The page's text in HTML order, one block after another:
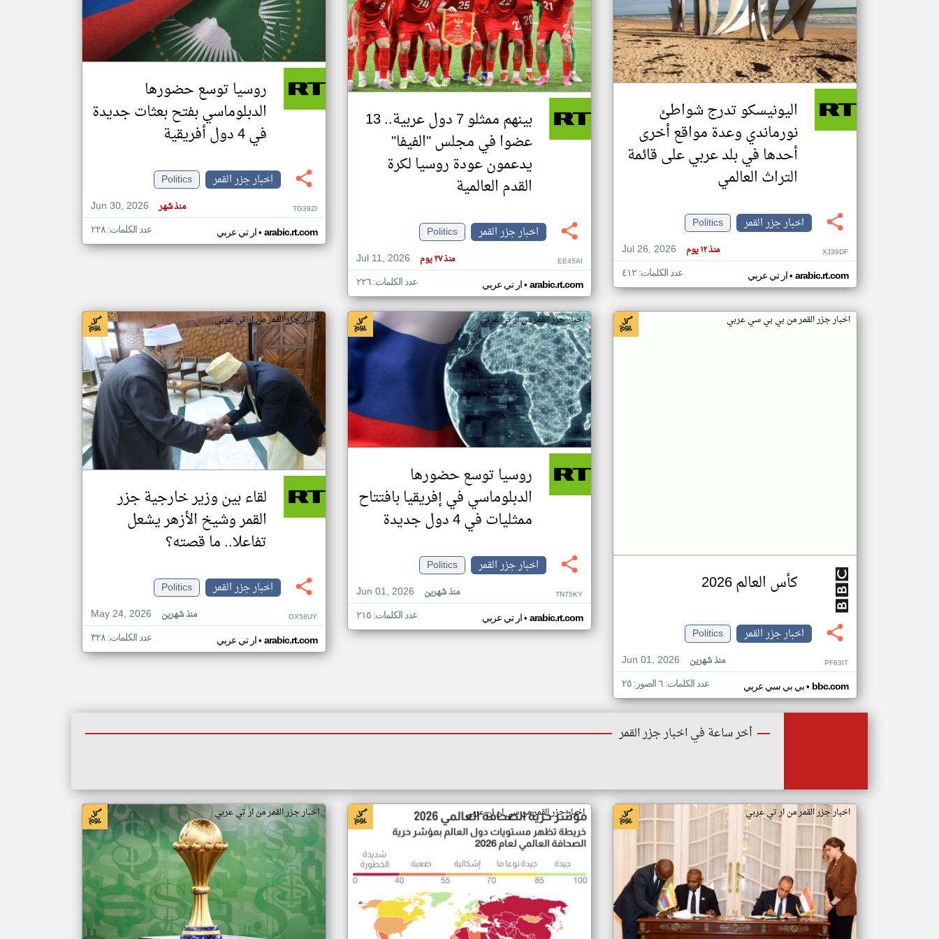
تغيير الدولة
اخبار جزر القمر على مدار الساعة
أهم اخبار جزر القمر العاجلة والمباشرة
اليونيسكو تدرج شواطئ
نورماندي وعدة مواقع أخرى
أحدها في بلد عربي على قائمة
التراث العالمي
اخبار جزر القمر
Politics
Jul 26, 2026
منذ ١٢ يوم XJ39DF
ار تي عربي• arabic.rt.com عدد الكلمات: ٤١٢
بينهم ممثلو 7 دول عربية.. 13
عضوا في مجلس "الفيفا"
يدعمون عودة روسيا لكرة
القدم العالمية
اخبار جزر القمر
Politics
Jul 11, 2026
منذ ٢٧ يوم EE45AI
ار تي عربي• arabic.rt.com عدد الكلمات: ٢٢٦
روسيا توسع حضورها
الدبلوماسي بفتح بعثات جديدة
في 4 دول أفريقية
اخبار جزر القمر
Politics
Jun 30, 2026
منذ شهر TG39ZI
ار تي عربي• arabic.rt.com عدد الكلمات: ٢٢٨
اخبار جزر القمر من بي بي سي عربي
كأس العالم 2026
اخبار جزر القمر
Politics
Jun 01, 2026
منذ شهرين PF63IT
بي بي سي عربي• bbc.com عدد الكلمات: ٦ الصور: ٢٥
اخبار جزر القمر من ار تي عربي
روسيا توسع حضورها
الدبلوماسي في إفريقيا بافتتاح
ممثليات في 4 دول جديدة
اخبار جزر القمر
Politics
Jun 01, 2026
منذ شهرين TN75KY
ار تي عربي• arabic.rt.com عدد الكلمات: ٢١٥
اخبار جزر القمر من ار تي عربي
لقاء بين وزير خارجية جزر
القمر وشيخ الأزهر يشعل
تفاعلا.. ما قصته؟
اخبار جزر القمر
Politics
May 24, 2026
منذ شهرين OX58UY
ار تي عربي• arabic.rt.com عدد الكلمات: ٣٢٨
أخر ساعة في اخبار جزر القمر
اخبار جزر القمر من ار تي عربي اخبار جزر القمر من سي ان ان عربي اخبار جزر القمر من ار تي عربي
klyoum.com